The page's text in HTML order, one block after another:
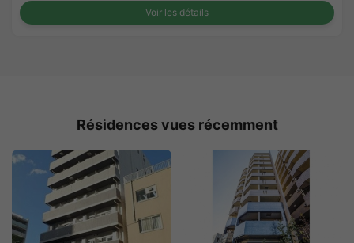
Voir les détails
Résidences vues récemment